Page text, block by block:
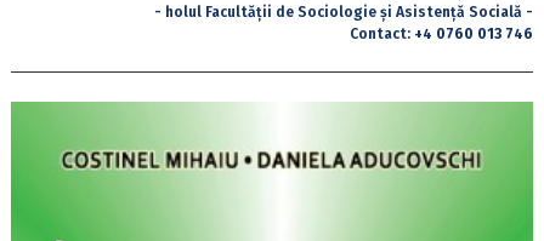
- holul Facultății de Sociologie și Asistență Socială -
Contact: +4 0760 013 746